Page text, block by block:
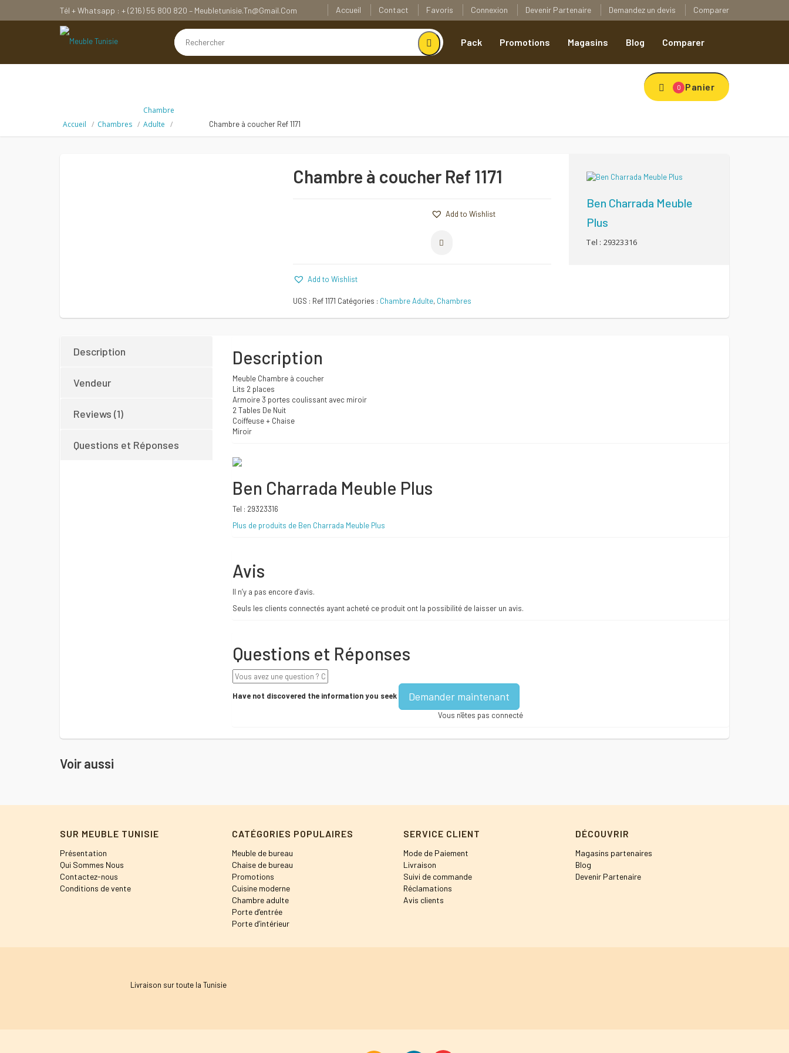
Accueil Contact Favoris Connexion Devenir Partenaire Demandez un devis Comparer
Tél + Whatsapp : + (216) 55 800 820 – Meubletunisie.tn@gmail.com
Pack Promotions Magasins Blog Comparer
0 Panier
Accueil Chambres
Chambre
Adulte
Chambre à coucher Ref 1171
Chambre à coucher Ref 1171
Add to Wishlist
Add to Wishlist
UGS : Ref 1171 Catégories : Chambre Adulte, Chambres
Ben Charrada Meuble
Plus
Tel : 29323316
Description
Vendeur
Reviews (1)
Questions et Réponses
Description
Meuble Chambre à coucher
Lits 2 places
Armoire 3 portes coulissant avec miroir
2 Tables De Nuit
Coiffeuse + Chaise
Miroir
Ben Charrada Meuble Plus
Tel : 29323316
Plus de produits de Ben Charrada Meuble Plus
Avis
Il n’y a pas encore d’avis.
Seuls les clients connectés ayant acheté ce produit ont la possibilité de laisser un avis.
Questions et Réponses
Have not discovered the information you seek Demander maintenant
Vous n'êtes pas connecté
Voir aussi
SUR MEUBLE TUNISIE
Présentation
Qui Sommes Nous
Contactez-nous
Conditions de vente
CATÉGORIES POPULAIRES
Meuble de bureau
Chaise de bureau
Promotions
Cuisine moderne
Chambre adulte
Porte d’entrée
Porte d’intérieur
SERVICE CLIENT
Mode de Paiement
Livraison
Suivi de commande
Réclamations
Avis clients
DÉCOUVRIR
Magasins partenaires
Blog
Devenir Partenaire
Livraison sur toute la Tunisie